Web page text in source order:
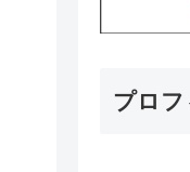
プロ